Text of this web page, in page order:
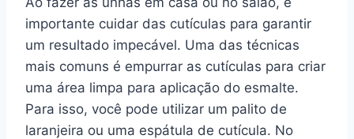
importante cuidar das cutículas para garantir
um resultado impecável. Uma das técnicas
mais comuns é empurrar as cutículas para criar
uma área limpa para aplicação do esmalte.
Para isso, você pode utilizar um palito de
laranjeira ou uma espátula de cutícula. No